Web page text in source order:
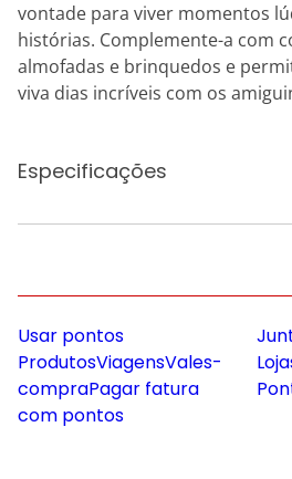
vontade para viver momentos
histórias. Complemente-a com
almofadas e brinquedos e
viva dias incríveis com os
Especificações
Usar pontos
ProdutosViagensVales-
compraPagar fatura
com pontos